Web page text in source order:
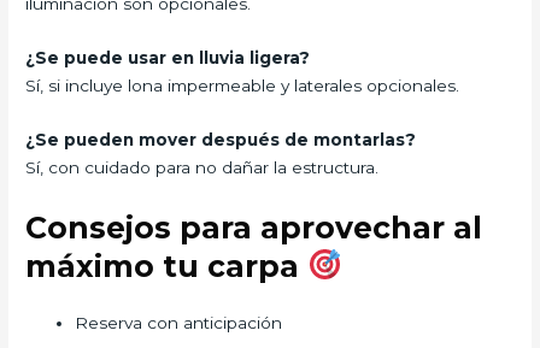
iluminación son opcionales.
¿Se puede usar en lluvia ligera?
Sí, si incluye lona impermeable y laterales opcionales.
¿Se pueden mover después de montarlas?
Sí, con cuidado para no dañar la estructura.
Consejos para aprovechar al
máximo tu carpa
Reserva con anticipación